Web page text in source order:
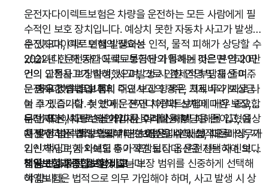
운전자다이렉트보험은 차량을 운전하는 모든 사람에게 필
수적인 보호 장치입니다. 예상치 못한 자동차 사고가 발생할
수 있으며, 이로 인해 발생하는 인적, 물적 피해가 상당할 수
있습니다. 운전자다이렉트보험에 가입하는 것은 본인과 타
인의 안전을 보장하며, 사고 발생 시 경제적 부담을 줄여주
는 중요한 방법입니다.
운전자다이렉트보험의 필요성
2022년 한 해 동안 도로교통공단의 통계에 따르면 약 20만
건의 교통사고가 발생했으며, 그로 인한 인명 및 재산 피해
는 매우 컸습니다. 특히 대인사고의 경우, 치료비와 보상금
이 크게 증가할 수 있어 운전자다이렉트보험이 매우 중요합
니다. 또한, 차량 손상에 따른 수리비용 부담을 줄이고, 예상
치 못한 법적 책임으로부터 보호받을 수 있습니다.
운전자다이렉트보험의 주요 보장 항목은 크게 두 가지로 나
눌 수 있습니다. 첫 번째는 본인 차량과 신체에 대한 보장,
두 번째는 사고로 타인의 재산이나 신체에 피해를 입혔을
때 발생하는 법적 책임에 대한 배상입니다. 법적으로 의무가
입인 책임보험 외에도 추가적인 보장 옵션을 선택하여 보다
넓은 보호를 받을 수 있습니다.
운전자다이렉트보험 가입 시 고려할 사항
운전자다이렉트보험의 기본 보장은 대인배상, 대물배상, 자
기신체사고, 자차보험 등이 포함됩니다. 운전자는 자신의 운
전 습관과 재정 상황에 맞는 보장 범위를 신중하게 선택해
야 합니다.
책임보험과 종합보험 비교
책임보험은 법적으로 의무 가입해야 하며, 사고 발생 시 상